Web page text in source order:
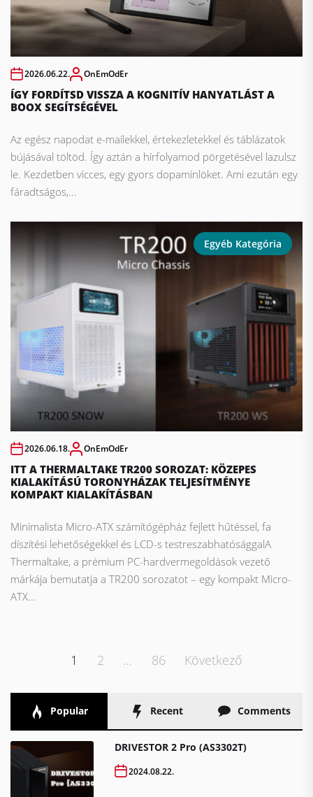
2026.06.22. OnEmOdEr
ÍGY FORDÍTSD VISSZA A KOGNITÍV HANYATLÁST A
BOOX SEGÍTSÉGÉVEL
Az egész napodat e-mailekkel, értekezletekkel és táblázatok
bújásával töltöd. Így aztán a hírfolyamod pörgetésével lazulsz
le. Kezdetben vicces, egy gyors dopaminlöket. Ami ezután egy
fáradtságos,...
Egyéb Kategória
2026.06.18. OnEmOdEr
ITT A THERMALTAKE TR200 SOROZAT: KÖZEPES
KIALAKÍTÁSÚ TORONYHÁZAK TELJESÍTMÉNYE
KOMPAKT KIALAKÍTÁSBAN
Minimalista Micro-ATX számítógépház fejlett hűtéssel, fa
díszítési lehetőségekkel és LCD-s testreszabhatósággalA
Thermaltake, a prémium PC-hardvermegoldások vezető
márkája bemutatja a TR200 sorozatot – egy kompakt Micro-
ATX...
Bejegyzések
1 2 … 86 Következő
Popular Recent Comments
DRIVESTOR 2 Pro (AS3302T)
2024.08.22.